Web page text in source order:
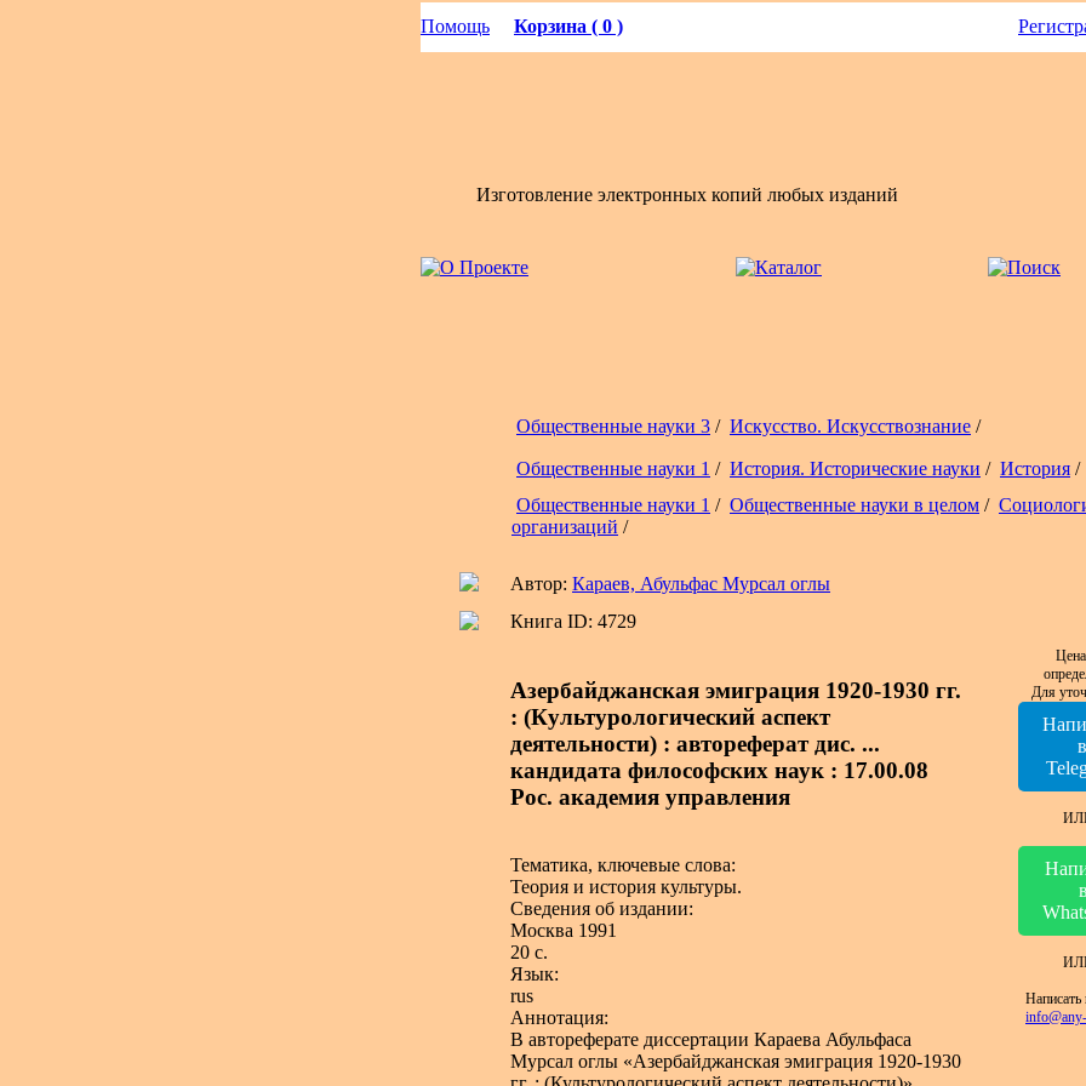
Помощь Корзина ( 0 )
Изготовление электронных копий любых изданий
Общественные науки 3 / Искусство. Искусствознание /
Общественные науки 1 / История. Исторические науки / История /
Общественные науки 1 / Общественные науки в целом /
организаций /
Автор: Караев, Абульфас Мурсал оглы
Книга ID: 4729
Азербайджанская эмиграция 1920-1930 гг.
: (Культурологический аспект
деятельности) : автореферат дис. ...
кандидата философских наук : 17.00.08
Рос. академия управления
Тематика, ключевые слова:
Теория и история культуры.
Сведения об издании:
Москва 1991
20 с.
Язык:
rus
Аннотация:
В автореферате диссертации Караева Абульфаса
Мурсал оглы «Азербайджанская эмиграция 1920-1930
Для
в
в
Написать